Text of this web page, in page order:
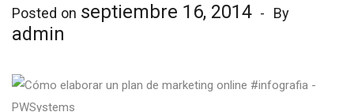
Posted on septiembre 16, 2014 By
admin